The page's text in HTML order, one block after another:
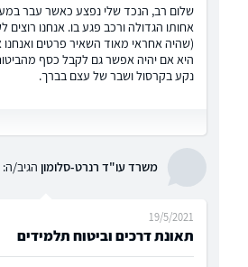
שלום רב, הנכד שלי נפצע כאשר עבר
אחותו הגדולה ורכב פגע בו. אנחנו רוצים
(שהיה אחראי מאוד השאיר פרטים
היא אם יהיה אפשר גם לקבל כסף
נקע בקרסול ושבר של עצם בברך.
משרד עו"ד רנרט-סלומון הגיב/ה:
תאונת דרכים וביטוח תלמידים
19/5/2021